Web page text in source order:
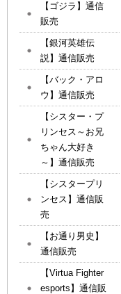
【ゴジラ】通信
販売
【銀河英雄伝
説】通信販売
【バック・アロ
ウ】通信販売
【シスター・プ
リンセス～お兄
ちゃん大好き
～】通信販売
【シスタープリ
ンセス】通信販
売
【お通り男史】
通信販売
【Virtua Fighter
esports】通信販